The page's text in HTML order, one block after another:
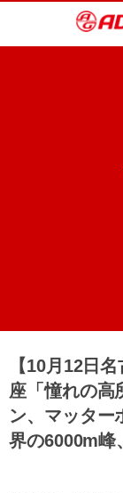
【10月12日
座「憧れの高
ン、マッター
界の6000m峰